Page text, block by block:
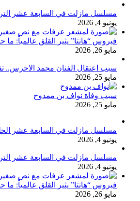
مسلسل مازلت في السابعة عشر
يونيو 4, 2026
فيروس “هانتا” يثير القلق عالمياً:
مايو 26, 2026
سبب اعتقال الفنان محمد الاخرس..
مايو 25, 2026
سبب وفاة نواف بن ممدوح
مايو 25, 2026
مسلسل مازلت في السابعة عشر الحلقة 1
يونيو 4, 2026
مسلسل مازلت في السابعة عشر
يونيو 4, 2026
فيروس “هانتا” يثير القلق عالمياً:
مايو 26, 2026